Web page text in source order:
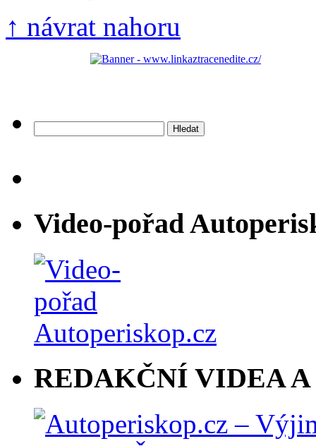
↑ návrat nahoru
Video-pořad
REDAKČNÍ VIDEA A